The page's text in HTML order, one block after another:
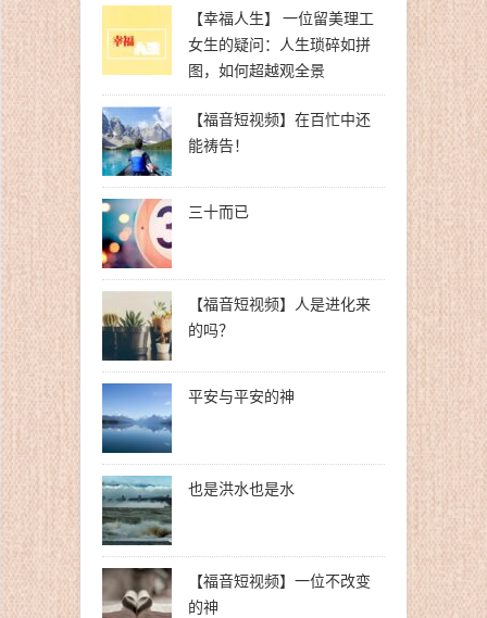
【幸福人生】 一位留美理工
女生的疑问：人生琐碎如拼
图，如何超越观全景
【福音短视频】在百忙中还
能祷告！
三十而已
【福音短视频】人是进化来
的吗？
平安与平安的神
也是洪水也是水
【福音短视频】一位不改变
的神